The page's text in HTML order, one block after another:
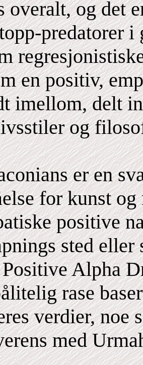
overalt, og det
predatorer
en positiv,
imellom, delt
og
er en
for kunst
positive
sted
Alpha
rase
verdier, noe
med